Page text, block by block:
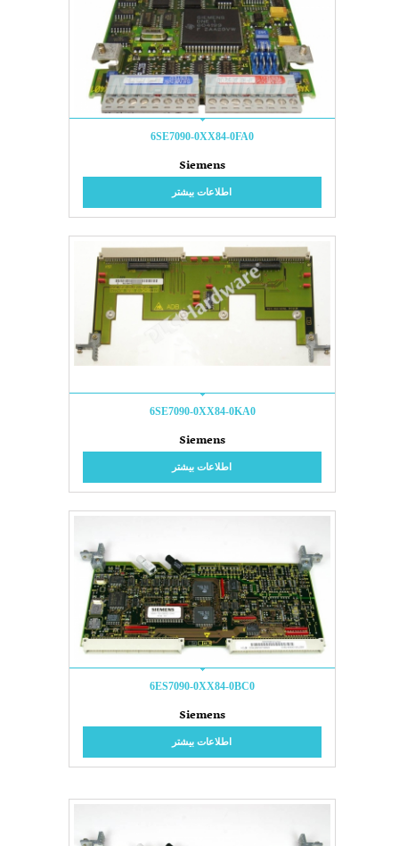
6SE7090-0XX84-0FA0
Siemens
اطلاعات بیشتر
6SE7090-0XX84-0KA0
Siemens
اطلاعات بیشتر
6ES7090-0XX84-0BC0
Siemens
اطلاعات بیشتر